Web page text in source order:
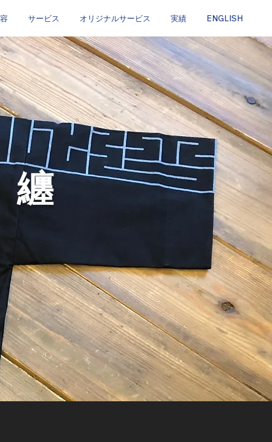
サービス オリジナルサービス 実績 ENGLISH
纏